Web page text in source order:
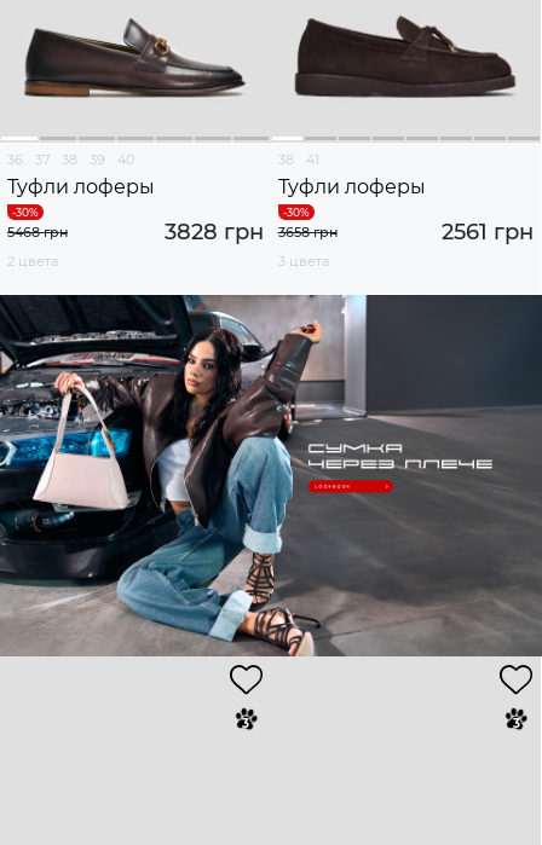
36 37 38 39 40
Туфли лоферы
3828 грн
5468 грн
2 цвета
38 41
Туфли лоферы
2561 грн
3658 грн
3 цвета